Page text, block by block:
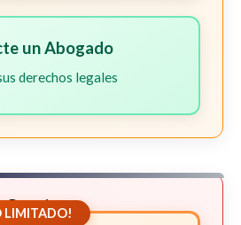
un Abogado
derechos legales
Georgia
LIMITADO!